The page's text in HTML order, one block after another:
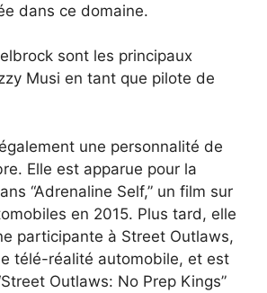
dans ce domaine.
sont les principaux
Musi en tant que pilote de
une personnalité de
Elle est apparue pour la
“Adrenaline Self,” un film sur
en 2015. Plus tard, elle
participante à Street Outlaws,
télé-réalité automobile, et est
Outlaws: No Prep Kings”